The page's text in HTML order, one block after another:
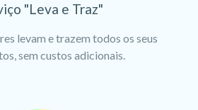
"Leva e Traz"
levam e trazem todos os seus
sem custos adicionais.